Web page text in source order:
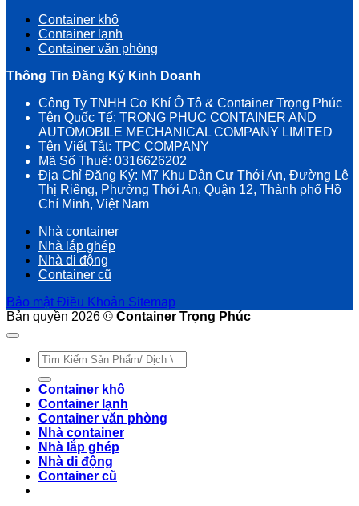
Container khô
Container lạnh
Container văn phòng
Thông Tin Đăng Ký Kinh Doanh
Công Ty TNHH Cơ Khí Ô Tô & Container Trọng Phúc
Tên Quốc Tế: TRONG PHUC CONTAINER AND
AUTOMOBILE MECHANICAL COMPANY LIMITED
Tên Viết Tắt: TPC COMPANY
Mã Số Thuế: 0316626202
Địa Chỉ Đăng Ký: M7 Khu Dân Cư Thới An, Đường Lê
Thị Riêng, Phường Thới An, Quận 12, Thành phố Hồ
Chí Minh, Việt Nam
Nhà container
Nhà lắp ghép
Nhà di động
Container cũ
Bảo mật Điều Khoản Sitemap
Bản quyền 2026 © Container Trọng Phúc
Tìm
kiếm:
Container khô
Container lạnh
Container văn phòng
Nhà container
Nhà lắp ghép
Nhà di động
Container cũ